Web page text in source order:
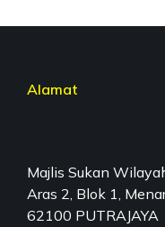
Alamat
Majlis Sukan
Aras 2, Blok 1,
62100 PUTRAJAYA